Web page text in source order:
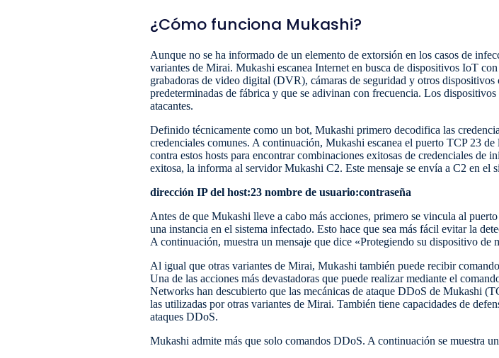
¿Cómo funciona Mukashi?
Aunque no se ha informado de un elemento de extorsión en los casos de
variantes de Mirai. Mukashi escanea Internet en busca de dispositivos IoT
grabadoras de video digital (DVR), cámaras de seguridad y otros
predeterminadas de fábrica y que se adivinan con frecuencia. Los
atacantes.
Definido técnicamente como un bot, Mukashi primero decodifica las
credenciales comunes. A continuación, Mukashi escanea el puerto TCP 23
contra estos hosts para encontrar combinaciones exitosas de credenciales de
exitosa, la informa al servidor Mukashi C2. Este mensaje se envía a C2 en el
dirección IP del host:23 nombre de usuario:contraseña
Antes de que Mukashi lleve a cabo más acciones, primero se vincula al
una instancia en el sistema infectado. Esto hace que sea más fácil evitar la
A continuación, muestra un mensaje que dice «Protegiendo su dispositivo de
Al igual que otras variantes de Mirai, Mukashi también puede recibir
Una de las acciones más devastadoras que puede realizar mediante el
Networks han descubierto que las mecánicas de ataque DDoS de Mukashi
las utilizadas por otras variantes de Mirai. También tiene capacidades de
ataques DDoS.
Mukashi admite más que solo comandos DDoS. A continuación se muestra